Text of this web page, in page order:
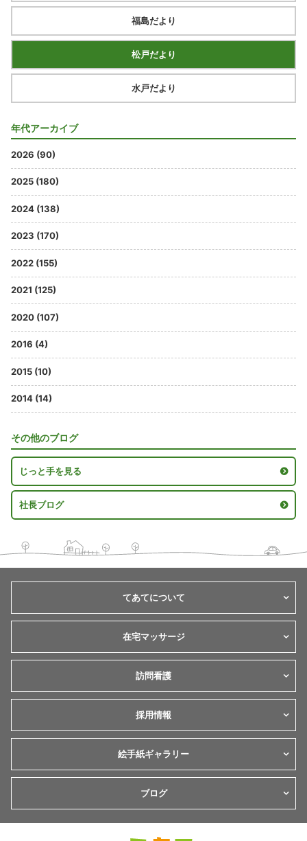
福島だより
松戸だより
水戸だより
年代アーカイブ
2026 (90)
2025 (180)
2024 (138)
2023 (170)
2022 (155)
2021 (125)
2020 (107)
2016 (4)
2015 (10)
2014 (14)
その他のブログ
じっと手を見る
社長ブログ
てあてについて
在宅マッサージ
訪問看護
採用情報
絵手紙ギャラリー
ブログ